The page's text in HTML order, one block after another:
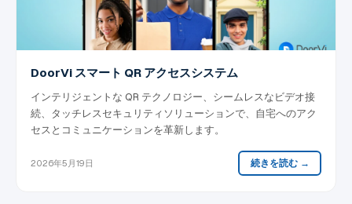
DoorVi スマート QR アクセスシステム
インテリジェントな QR テクノロジー、シームレスなビデオ接
続、タッチレスセキュリティソリューションで、自宅へのアク
セスとコミュニケーションを革新します。
2026年5月19日 続きを読む →